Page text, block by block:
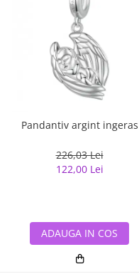
Pandantiv argint ingeras
226,03 Lei
122,00 Lei
ADAUGA IN COS